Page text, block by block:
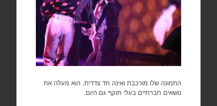
התמונה שלו מורכבת ואינה חד צדדית, הוא מעלה את
נושאים חברתיים בעלי תוקף גם היום.